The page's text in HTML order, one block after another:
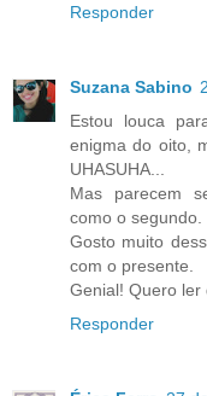
Responder
Suzana Sabino
Estou louca
enigma do oito,
UHASUHA...
Mas parecem
como o segundo.
Gosto muito
com o presente.
Genial! Quero ler
Responder